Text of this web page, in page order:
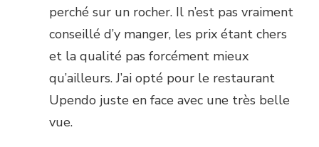
perché sur un rocher. Il n’est pas vraiment
conseillé d’y manger, les prix étant chers
et la qualité pas forcément mieux
qu’ailleurs. J’ai opté pour le restaurant
Upendo juste en face avec une très belle
vue.